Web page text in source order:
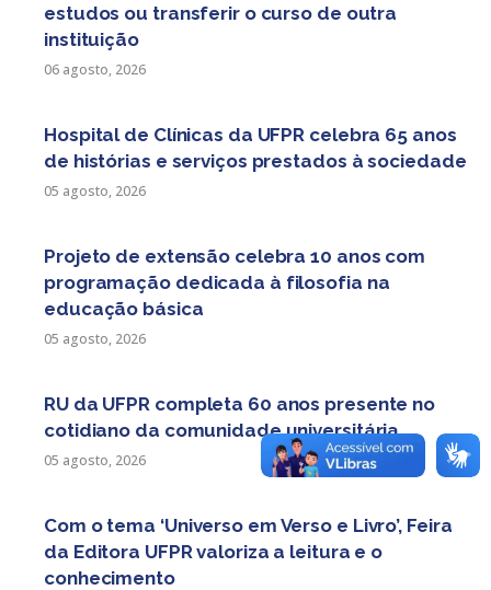
estudos ou transferir o curso de outra
instituição
06 agosto, 2026
Hospital de Clínicas da UFPR celebra 65 anos
de histórias e serviços prestados à sociedade
05 agosto, 2026
Projeto de extensão celebra 10 anos com
programação dedicada à filosofia na
educação básica
05 agosto, 2026
RU da UFPR completa 60 anos presente no
cotidiano da comunidade universitária
05 agosto, 2026
Com o tema ‘Universo em Verso e Livro’, Feira
da Editora UFPR valoriza a leitura e o
conhecimento